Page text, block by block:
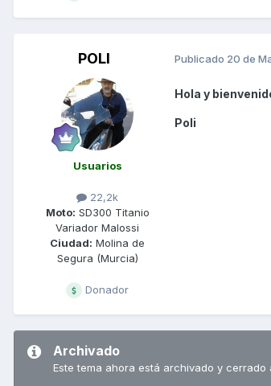
POLI
Usuarios
22,2k
Moto: SD300 Titanio
Variador Malossi
Ciudad: Molina de
Segura (Murcia)
Donador
Publicado 20 de
Hola y
Poli
Archivado
Este tema ahora está archivado y cerrado